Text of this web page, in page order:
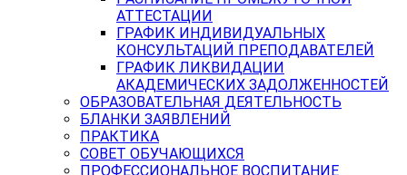
АТТЕСТАЦИИ
ГРАФИК ИНДИВИДУАЛЬНЫХ
КОНСУЛЬТАЦИЙ ПРЕПОДАВАТЕЛЕЙ
ГРАФИК ЛИКВИДАЦИИ
АКАДЕМИЧЕСКИХ ЗАДОЛЖЕННОСТЕЙ
ОБРАЗОВАТЕЛЬНАЯ ДЕЯТЕЛЬНОСТЬ
БЛАНКИ ЗАЯВЛЕНИЙ
ПРАКТИКА
СОВЕТ ОБУЧАЮЩИХСЯ
ПРОФЕССИОНАЛЬНОЕ ВОСПИТАНИЕ